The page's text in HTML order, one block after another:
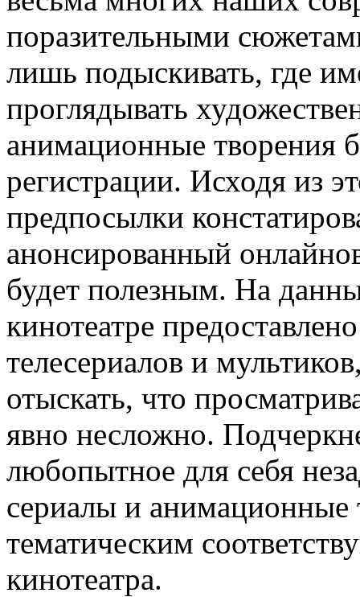
поразительными
лишь подыскивать, где
проглядывать
анимационные творения
регистрации. Исходя из
предпосылки
анонсированный
будет полезным. На
кинотеатре
телесериалов и
отыскать, что
явно несложно.
любопытное для себя
сериалы и анимационные
тематическим
кинотеатра.